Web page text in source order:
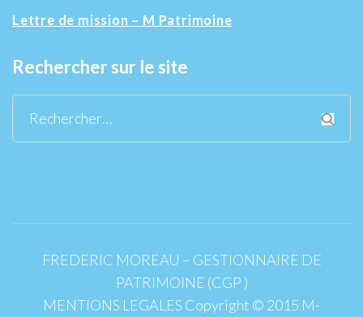
Lettre de mission – M Patrimoine
Rechercher sur le site
Rechercher :
FREDERIC MOREAU – GESTIONNAIRE DE
PATRIMOINE (CGP )
MENTIONS LEGALES Copyright © 2015 M-